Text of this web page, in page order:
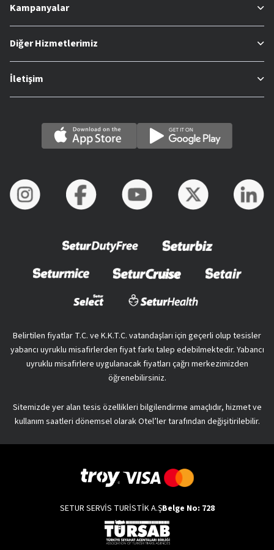
Kampanyalar
Diğer Hizmetlerimiz
İletişim
Belirtilen fiyatlar T.C. ve K.K.T.C. vatandaşları için geçerli olup tesisler
yabancı uyruklu misafirlerden fiyat farkı talep edebilmektedir. Yabancı
uyruklu misafirlere uygulanacak fiyatları çağrı merkezimizden
öğrenebilirsiniz.
Sitemizde yer alan tesis özellikleri bilgilendirme amaçlıdır, hizmet ve
kullanım saatleri dönemsel olarak Otel’ler tarafından değişitirilebilir.
SETUR SERVİS TURİSTİK A.ŞBelge No: 728